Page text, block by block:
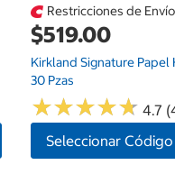
Restricciones de Envío
$519.00
Kirkland Signature Papel
30 Pzas
★★★★★
★★★★★ 4.7
Seleccionar